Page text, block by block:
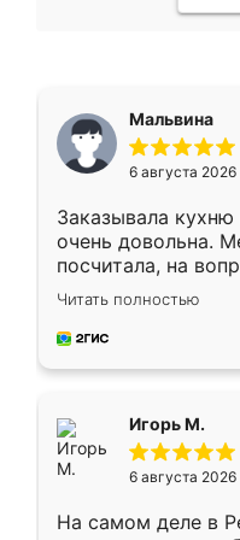
Мальвина
6 августа 2026
Заказывала кухню
очень довольна.
посчитала, на
Замерщик приехал
делу со всей
за день, ребята
Читать полностью
Игорь М.
6 августа 2026
На самом деле в